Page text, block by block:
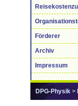
Förderer
Archiv
Impressum
DPG-Physik >